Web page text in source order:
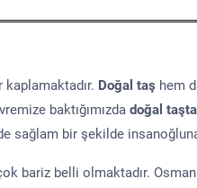
Doğal taş hem
baktığımızda doğal
sağlam bir şekilde
bariz belli olmaktadır.